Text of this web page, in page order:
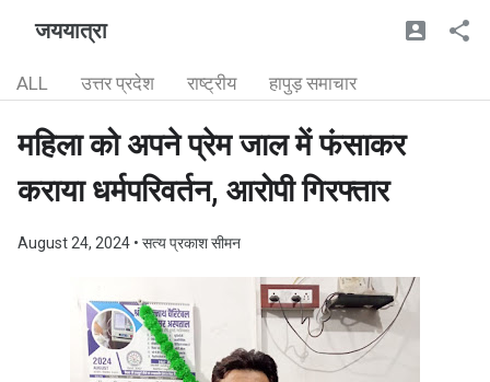
जययात्रा
ALL उत्तर प्रदेश राष्ट्रीय हापुड़ समाचार
महिला को अपने प्रेम जाल में फंसाकर
कराया धर्मपरिवर्तन, आरोपी गिरफ्तार
August 24, 2024 • सत्य प्रकाश सीमन